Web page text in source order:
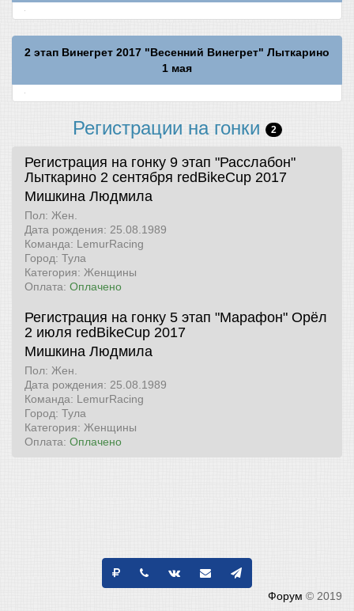
2 этап Винегрет 2017 "Весенний Винегрет" Лыткарино
1 мая
Регистрации на гонки 2
Регистрация на гонку 9 этап "Расслабон"
Лыткарино 2 сентября redBikeCup 2017
Мишкина Людмила
Пол: Жен.
Дата рождения: 25.08.1989
Команда: LemurRacing
Город: Тула
Категория: Женщины
Оплата: Оплачено
Регистрация на гонку 5 этап "Марафон" Орёл
2 июля redBikeCup 2017
Мишкина Людмила
Пол: Жен.
Дата рождения: 25.08.1989
Команда: LemurRacing
Город: Тула
Категория: Женщины
Оплата: Оплачено
Форум © 2019